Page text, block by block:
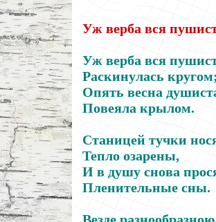
Уж верба вся
Уж верба вся
Раскинулась
Опять весна
Повеяла крылом.
Станицей тучки
Тепло озарены,
И в душу снова
Пленительные сны.